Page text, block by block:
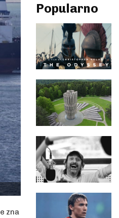
zna
Popularno